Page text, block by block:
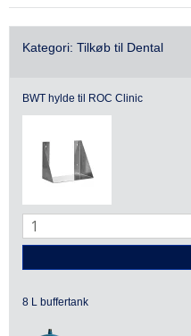
Kategori: Tilkøb til Dental
BWT hylde til ROC Clinic
8 L buffertank